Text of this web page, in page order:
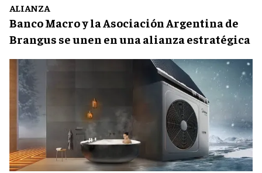
ALIANZA
Banco Macro y la Asociación Argentina de
Brangus se unen en una alianza estratégica